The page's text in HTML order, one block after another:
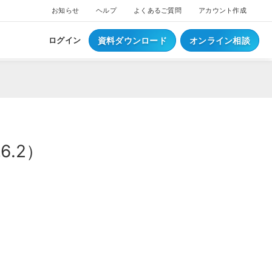
お知らせ ヘルプ よくあるご質問 アカウント作成
いて
ログイン 資料ダウンロード オンライン相談
）